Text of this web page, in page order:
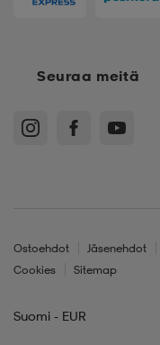
Seuraa meitä
Ostoehdot Jäsenehdot
Cookies
Sitemap
Suomi - EUR